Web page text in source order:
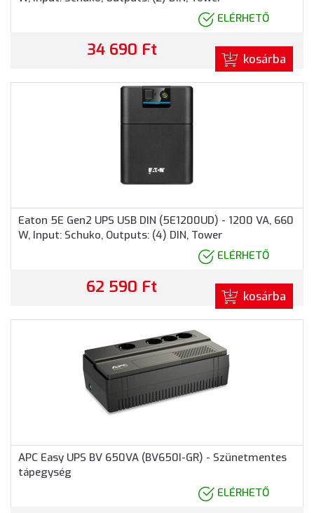
ELÉRHETŐ
34 690 Ft kosárba
Eaton 5E Gen2 UPS USB DIN (5E1200UD) - 1200 VA, 660
W, Input: Schuko, Outputs: (4) DIN, Tower
ELÉRHETŐ
62 590 Ft kosárba
APC Easy UPS BV 650VA (BV650I-GR) - Szünetmentes
tápegység
ELÉRHETŐ